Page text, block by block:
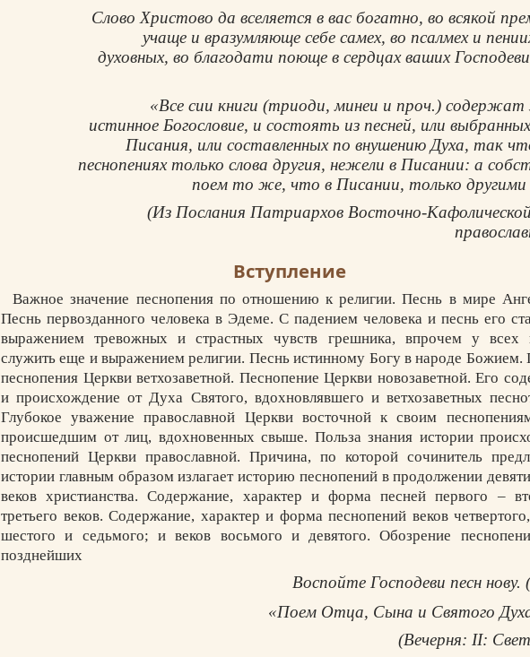
Слово Христово да вселяется в вас богатно, во всякой
учаще и вразумляюще себе самех, во псалмех и
духовных, во благодати поюще в сердцах ваших
«Все сии книги (триоди, минеи и проч.) содержат
истинное Богословие, и состоять из песней, или
Писания, или составленных по внушению Духа, так
песнопениях только слова другия, нежели в Писании: а
поем то же, что в Писании, только другими
(Из Послания Патриархов Восточно-
Вступление
Важное значение песнопения по отношению к религии. Песнь в мире
Песнь первозданного человека в Эдеме. С падением человека и песнь его
выражением тревожных и страстных чувств грешника, впрочем у всех
служить еще и выражением религии. Песнь истинному Богу в народе Божием.
песнопения Церкви ветхозаветной. Песнопение Церкви новозаветной. Его
и происхождение от Духа Святого, вдохновлявшего и ветхозаветных
Глубокое уважение православной Церкви восточной к своим
происшедшим от лиц, вдохновенных свыше. Польза знания истории
песнопений Церкви православной. Причина, по которой сочинитель
истории главным образом излагает историю песнопений в продолжении
веков христианства. Содержание, характер и форма песней первого –
третьего веков. Содержание, характер и форма песнопений веков
шестого и седьмого; и веков восьмого и девятого. Обозрение
позднейших
Воспойте Господеви песн нову. (
«Поем Отца, Сына и Святого
(Вечерня: II: